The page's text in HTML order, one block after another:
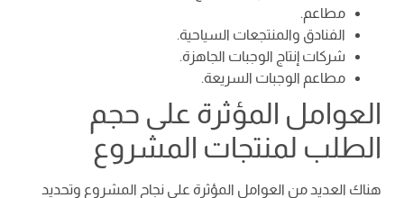
مطاعم.
الفنادق والمنتجعات السياحية.
شركات إنتاج الوجبات الجاهزة.
مطاعم الوجبات السريعة.
العوامل المؤثرة على حجم
الطلب لمنتجات المشروع
هناك العديد من العوامل المؤثرة على نجاح المشروع وتحديد